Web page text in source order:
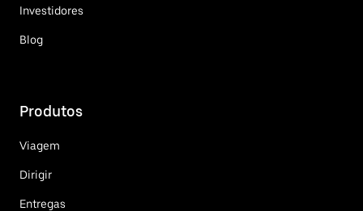
Investidores
Blog
Produtos
Viagem
Dirigir
Entregas